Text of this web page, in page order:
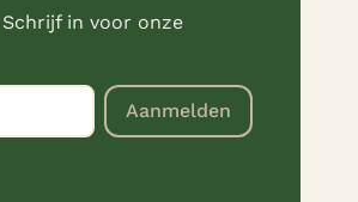
in voor onze
Aanmelden